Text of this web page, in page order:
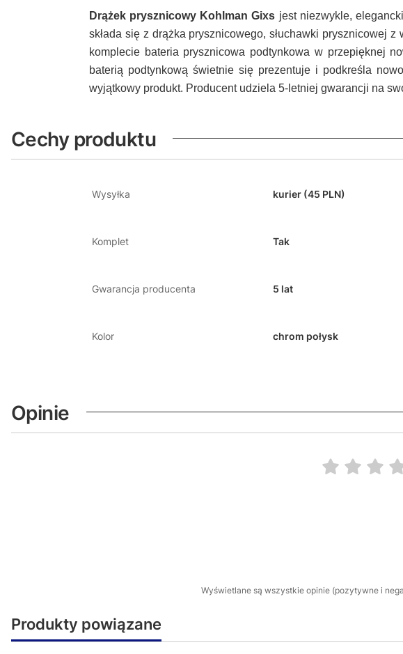
Drążek prysznicowy Kohlman Gixs jest niezwykle,
składa się z drążka prysznicowego, słuchawki prysznicowej
komplecie bateria prysznicowa podtynkowa w przepięknej
baterią podtynkową świetnie się prezentuje i podkreśla
wyjątkowy produkt. Producent udziela 5-letniej gwarancji na
Cechy produktu
Wysyłka kurier (45 PLN)
Komplet Tak
Gwarancja producenta 5 lat
Kolor chrom połysk
Opinie
Wyświetlane są wszystkie opinie (pozytywne i
Produkty powiązane